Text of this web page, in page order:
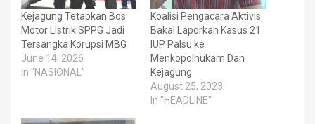
Kejagung Tetapkan Bos
Motor Listrik SPPG Jadi
Tersangka Korupsi MBG
June 14, 2026
In "NASIONAL"
Koalisi Pengacara Aktivis
Bakal Laporkan Kasus 21
IUP Palsu ke
Menkopolhukam Dan
Kejagung
August 25, 2023
In "HEADLINE"